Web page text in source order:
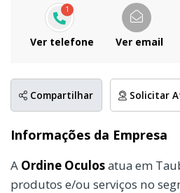
1
Ver telefone Ver email
Compartilhar Solicitar
Informações da Empresa
A Ordine Oculosatua em
produtos e/ou serviços no